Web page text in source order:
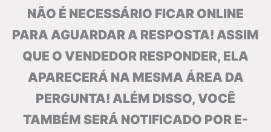
NÃO É NECESSÁRIO FICAR ONLINE
PARA AGUARDAR A RESPOSTA! ASSIM
QUE O VENDEDOR RESPONDER, ELA
APARECERÁ NA MESMA ÁREA DA
PERGUNTA! ALÉM DISSO, VOCÊ
TAMBÉM SERÁ NOTIFICADO POR E-